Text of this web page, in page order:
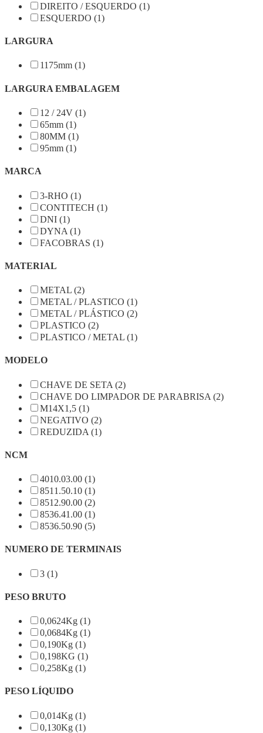
DIREITO / ESQUERDO (1)
ESQUERDO (1)
LARGURA
1175mm (1)
LARGURA EMBALAGEM
12 / 24V (1)
65mm (1)
80MM (1)
95mm (1)
MARCA
3-RHO (1)
CONTITECH (1)
DNI (1)
DYNA (1)
FACOBRAS (1)
MATERIAL
METAL (2)
METAL / PLASTICO (1)
METAL / PLÁSTICO (2)
PLASTICO (2)
PLASTICO / METAL (1)
MODELO
CHAVE DE SETA (2)
CHAVE DO LIMPADOR DE PARABRISA (2)
M14X1,5 (1)
NEGATIVO (2)
REDUZIDA (1)
NCM
4010.03.00 (1)
8511.50.10 (1)
8512.90.00 (2)
8536.41.00 (1)
8536.50.90 (5)
NUMERO DE TERMINAIS
3 (1)
PESO BRUTO
0,0624Kg (1)
0,0684Kg (1)
0,190Kg (1)
0,198KG (1)
0,258Kg (1)
PESO LÍQUIDO
0,014Kg (1)
0,130Kg (1)